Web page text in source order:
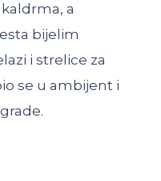
a
bijelim
i strelice za
se u ambijent i